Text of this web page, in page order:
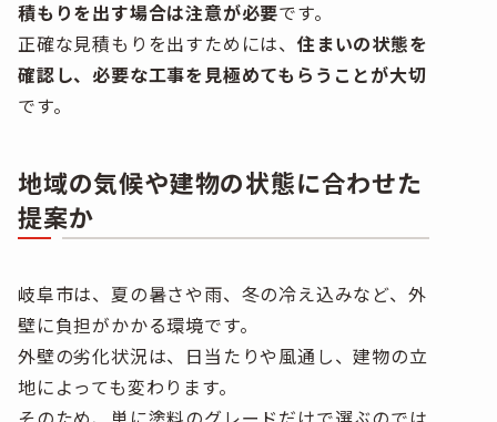
積もりを出す場合は注意が必要です。
正確な見積もりを出すためには、 住まいの状態を
確認し、必要な工事を見極めてもらうことが大切
です。
地域の気候や建物の状態に合わせた
提案か
岐阜市は、夏の暑さや雨、冬の冷え込みなど、外
壁に負担がかかる環境です。
外壁の劣化状況は、日当たりや風通し、建物の立
地によっても変わります。